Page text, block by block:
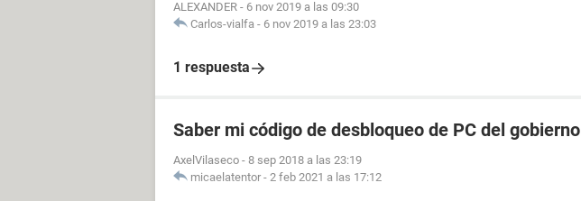
ALEXANDER - 6 nov 2019 a las 09:30
Carlos-vialfa - 6 nov 2019 a las 23:03
1 respuesta
Saber mi código de desbloqueo de PC del gobierno
AxelVilaseco - 8 sep 2018 a las 23:19
micaelatentor - 2 feb 2021 a las 17:12